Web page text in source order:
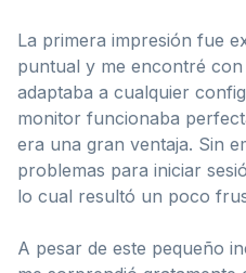
La primera impresión fue
puntual y me encontré
adaptaba a cualquier
monitor funcionaba
era una gran ventaja. Sin
problemas para iniciar
lo cual resultó un poco
A pesar de este pequeño